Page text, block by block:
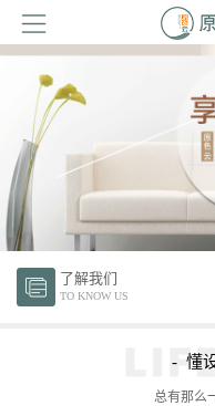
了解我们
TO KNOW US
- 懂
总有那么